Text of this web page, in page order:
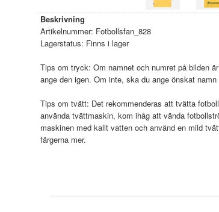
Beskrivning
Artikelnummer: Fotbollsfan_828
Lagerstatus: Finns i lager
Tips om tryck: Om namnet och numret på bilden
ange den igen. Om inte, ska du ange önskat namn
Tips om tvätt: Det rekommenderas att tvätta
använda tvättmaskin, kom ihåg att vända
maskinen med kallt vatten och använd en mild
färgerna mer.